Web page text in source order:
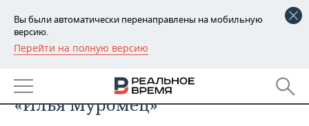
Вы были автоматически перенаправлены на мобильную
версию.
Перейти на полную версию
РЕГИОНЫ
БАШКОРТОСТАН
ТАТАРСТАН
НОВОСТИ
АНАЛИТИКА
На Волге сел на мель теплоход
«Илья Муромец»